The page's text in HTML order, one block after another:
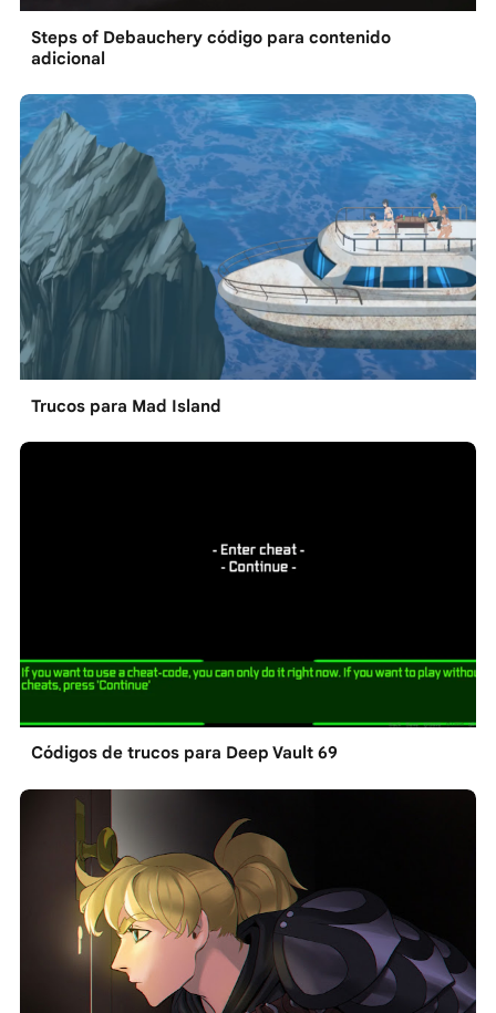
Steps of Debauchery código para contenido
adicional
Trucos para Mad Island
Códigos de trucos para Deep Vault 69